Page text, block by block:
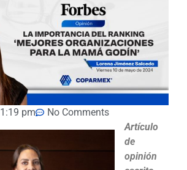
1:19 pm
No Comments
Artículo
de
opinión